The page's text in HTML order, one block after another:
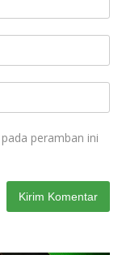
peramban ini